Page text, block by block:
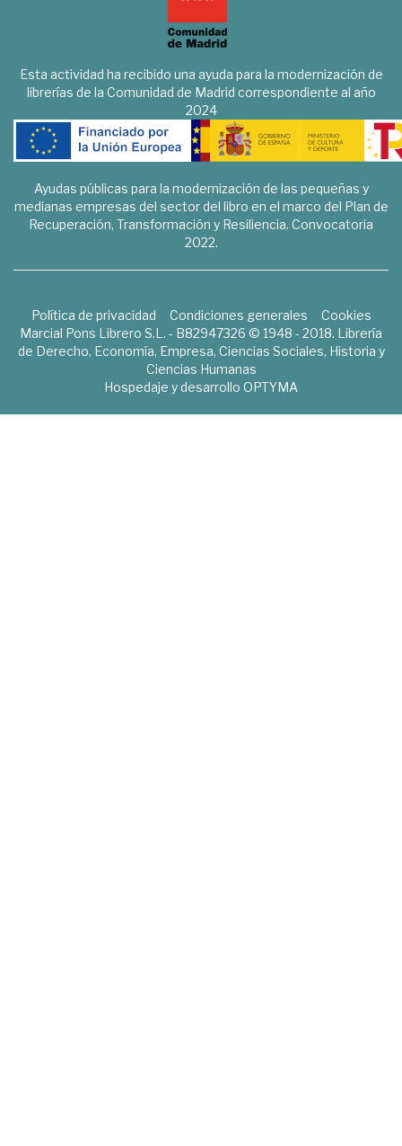
Esta actividad ha recibido una ayuda para la modernización de
librerías de la Comunidad de Madrid correspondiente al año
2024
Ayudas públicas para la modernización de las pequeñas y
medianas empresas del sector del libro en el marco del Plan de
Recuperación, Transformación y Resiliencia. Convocatoria
2022.
Política de privacidad Condiciones generales
Cookies
Marcial Pons Librero S.L. - B82947326 © 1948 - 2018. Librería
de Derecho, Economía, Empresa, Ciencias Sociales, Historia y
Ciencias Humanas
Hospedaje y desarrollo OPTYMA